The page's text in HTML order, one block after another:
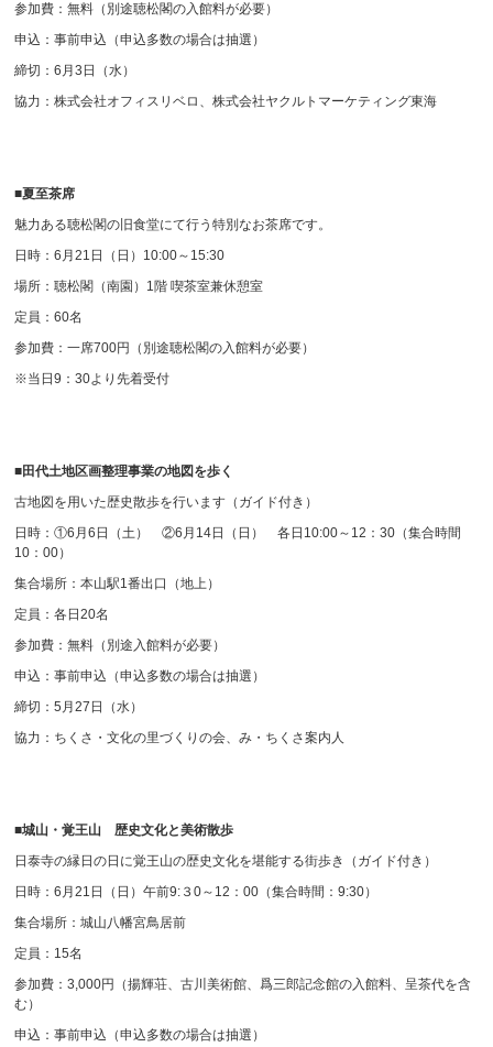
参加費：無料（別途聴松閣の入館料が必要）
申込：事前申込（申込多数の場合は抽選）
締切：6月3日（水）
協力：株式会社オフィスリベロ、株式会社ヤクルトマーケティング東海
■夏至茶席
魅力ある聴松閣の旧食堂にて行う特別なお茶席です。
日時：6月21日（日）10:00～15:30
場所：聴松閣（南園）1階 喫茶室兼休憩室
定員：60名
参加費：一席700円（別途聴松閣の入館料が必要）
※当日9：30より先着受付
■田代土地区画整理事業の地図を歩く
古地図を用いた歴史散歩を行います（ガイド付き）
日時：①6月6日（土） ②6月14日（日） 各日10:00～12：30（集合時間
10：00）
集合場所：本山駅1番出口（地上）
定員：各日20名
参加費：無料（別途入館料が必要）
申込：事前申込（申込多数の場合は抽選）
締切：5月27日（水）
協力：ちくさ・文化の里づくりの会、み・ちくさ案内人
■城山・覚王山 歴史文化と美術散歩
日泰寺の縁日の日に覚王山の歴史文化を堪能する街歩き（ガイド付き）
日時：6月21日（日）午前9:３0～12：00（集合時間：9:30）
集合場所：城山八幡宮鳥居前
定員：15名
参加費：3,000円（揚輝荘、古川美術館、爲三郎記念館の入館料、呈茶代を含
む）
申込：事前申込（申込多数の場合は抽選）